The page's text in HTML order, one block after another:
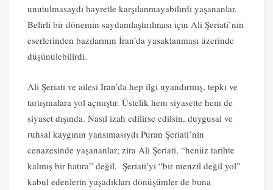
unutulmasaydı hayretle karşılanmayabilirdi yaşananlar.
Belirli bir dönemin saydamlaştırılması için Ali Şeriati’nin
eserlerinden bazılarının İran’da yasaklanması üzerinde
düşünülebilirdi.
Ali Şeriati ve ailesi İran’da hep ilgi uyandırmış, tepki ve
tartışmalara yol açmıştır. Üstelik hem siyasette hem de
siyaset dışında. Nasıl izah edilirse edilsin, duygusal ve
ruhsal kaygının yansımasıydı Puran Şeriati’nin
cenazesinde yaşananlar; zira Ali Şeriati, “henüz tarihte
kalmış bir hatıra” değil. Şeriati’yi “bir menzil değil yol”
kabul edenlerin yaşadıkları dönüşümler de buna